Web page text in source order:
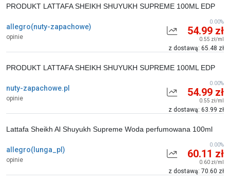
allegro(nuty-zapachowe)
opinie
PRODUKT LATTAFA SHEIKH SHUYUKH SUPREME 100ML EDP
54.99 zł
0.55 zł/ml
z dostawą: 65.48 zł
0.00%
nuty-zapachowe.pl
opinie
PRODUKT LATTAFA SHEIKH SHUYUKH SUPREME 100ML EDP
54.99 zł
0.55 zł/ml
z dostawą: 63.99 zł
0.00%
allegro(lunga_pl)
opinie
Lattafa Sheikh Al Shuyukh Supreme Woda perfumowana 100ml
60.11 zł
0.60 zł/ml
z dostawą: 70.60 zł
0.00%